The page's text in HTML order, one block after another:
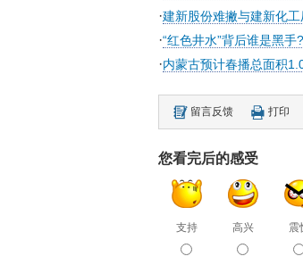
·建新股份难撇与建新化工
·“红色井水”背后谁是黑
·内蒙古预计春播总面积
留言反馈 打印
您看完后的感受
支持 高兴 震